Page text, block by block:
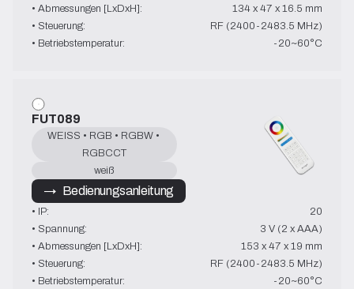
• Abmessungen [LxDxH]:
134 x 47 x 16.5 mm
• Steuerung:
RF (2400-2483.5 MHz)
• Betriebstemperatur:
-20~60°C
FUT089
WEISS • RGB • RGBW •
RGBCCT
weiß
→   Bedienungsanleitung
• IP:
20
• Spannung:
3 V (2 x AAA)
• Abmessungen [LxDxH]:
153 x 47 x 19 mm
• Steuerung:
RF (2400-2483.5 MHz)
• Betriebstemperatur:
-20~60°C